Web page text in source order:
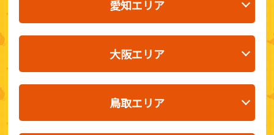
愛知エリア
大阪エリア
鳥取エリア